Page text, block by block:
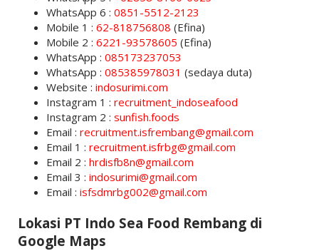
WhatsApp 6 : 0851-5512-2123
Mobile 1 : 62-818756808 (Efina)
Mobile 2 : 6221-93578605 (Efina)
WhatsApp : 085173237053
WhatsApp : 085385978031 (sedaya duta)
Website : indosurimi.com
Instagram 1 : recruitment_indoseafood
Instagram 2 : sunfish.foods
Email : recruitment.isfrembang@gmail.com
Email 1 : recruitment.isfrbg@gmail.com
Email 2 : hrdisfb8n@gmail.com
Email 3 : indosurimi@gmail.com
Email : isfsdmrbg002@gmail.com
Lokasi PT Indo Sea Food Rembang di
Google Maps